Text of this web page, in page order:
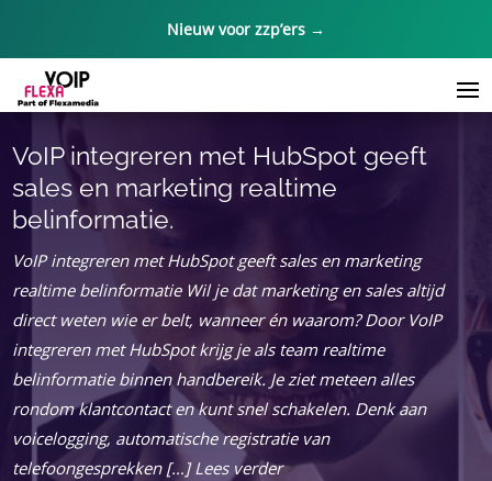
Nieuw voor zzp’ers →
VoIP integreren met HubSpot geeft
sales en marketing realtime
belinformatie.
VoIP integreren met HubSpot geeft sales en marketing
realtime belinformatie Wil je dat marketing en sales altijd
direct weten wie er belt, wanneer én waarom? Door VoIP
integreren met HubSpot krijg je als team realtime
belinformatie binnen handbereik. Je ziet meteen alles
rondom klantcontact en kunt snel schakelen. Denk aan
voicelogging, automatische registratie van
telefoongesprekken […] Lees verder